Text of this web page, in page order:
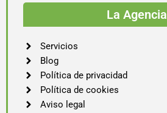
La Agencia
Servicios
Blog
Política de privacidad
Política de cookies
Aviso legal